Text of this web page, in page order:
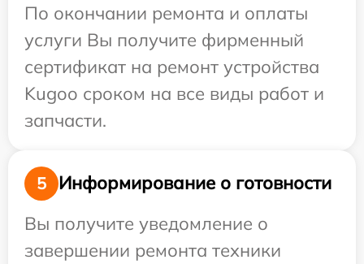
По окончании ремонта и оплаты
услуги Вы получите фирменный
сертификат на ремонт устройства
Kugoo сроком на все виды работ и
запчасти.
5
Информирование о готовности
Вы получите уведомление о
завершении ремонта техники